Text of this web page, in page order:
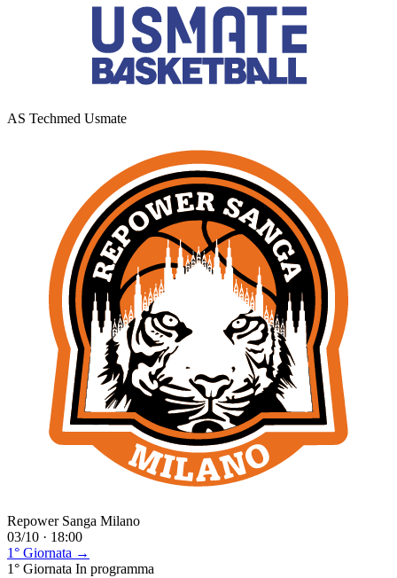
AS Techmed Usmate
Repower Sanga Milano
03/10 · 18:00
1° Giornata →
1° Giornata In programma